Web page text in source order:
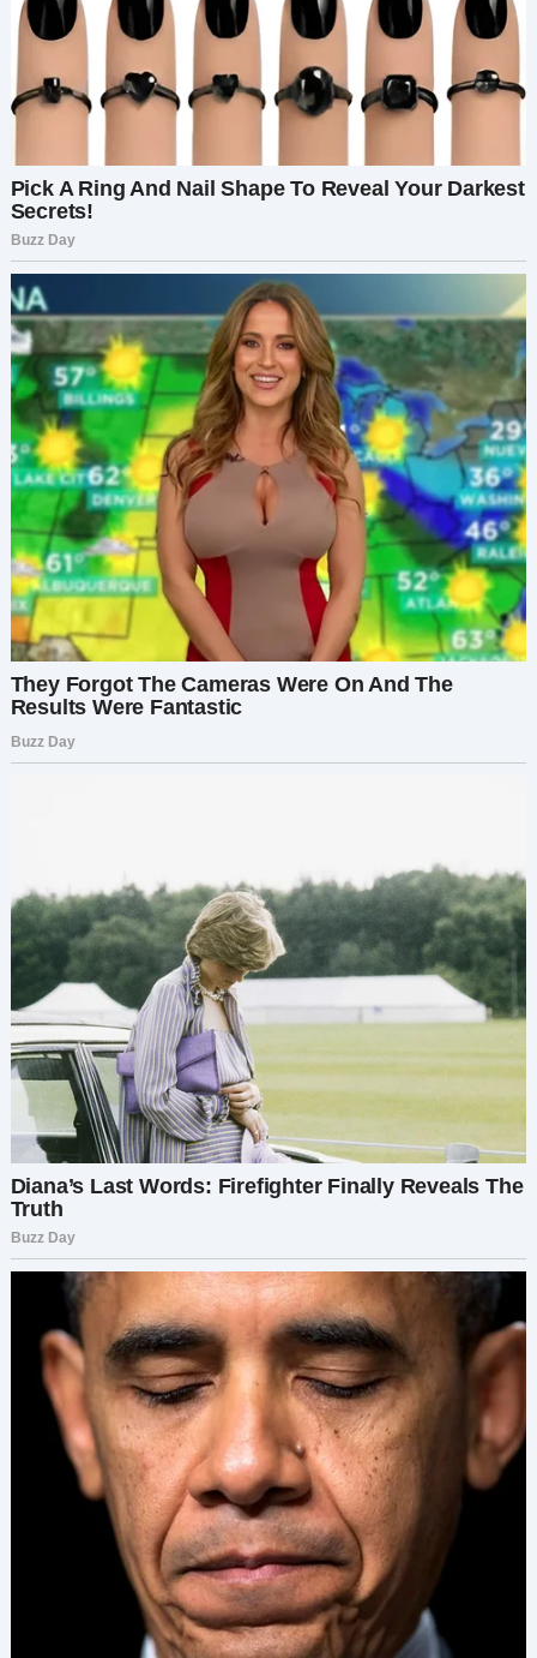
стоянку у скромного здания. На табличке было
написано:«Детский дом „Яркое будущее“»
Детский дом? Что он делает там? Всё было
слишком странно. Я ждала, затаив дыхание.
Минуты тянулись бесконечно. Когда Даниил
вышел обратно, он не выглядел человеком,
немного грустен.
Я последовала за ним домой, душа разрывалась
между облегчением и новыми вопросами. Как
только он вошёл в дом, я не выдержала:
— Зачем ты был в детдоме? И почему покупал
детское питание?
Даниил не запаниковал. Наоборот — я увидела
в его глазах что-то вроде… облегчения.
— Маргарита, я волонтёрю в этом детдоме, —
начал он, делая шаг ко мне. — Там есть мальчик,
Яша. У него сильнейшие аллергии. Ему нужен
особый уход.
Его слова прозвучали как гром среди ясного
неба.
— Я хотел тебя защитить, — мягко ответил он. —
Попытки усыновить или даже просто взять под
опеку — это часто боль, разочарование, отказ.
Я не хотел, чтобы ты прошла через всё это,
если вдруг не получится.
Я слушала. Шок сменялся сложной гаммой
чувств. Облегчение — нет измены, нет тайной
семьи. Но и обида — почему он не доверился
мне?
Но, глядя в его глаза, слыша, как он говорит о
Яше — о его смехе, серьёзных аллергиях, о том,
как детдому не хватает даже смеси, — я поняла:
это не было недоверием. Это была защита.
— Ты умеешь любить, Маргарита. У тебя так
много тепла, — сказал он, беря меня за руки. — Я
просто хотел убедиться, что это
действительно возможно, прежде чем втянуть
тебя. Не потому что ты слабая, а потому что я
слишком тебя люблю.
И вот мы стояли в нашей гостиной — в комнате,
где прошли двадцать лет жизни, — и всё вокруг
уже не казалось таким привычным. Жизнь